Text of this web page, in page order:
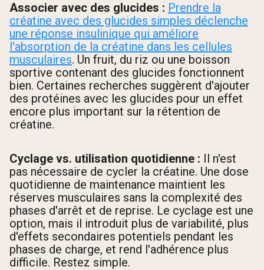
Associer avec des glucides : Prendre la
créatine avec des glucides simples déclenche
une réponse insulinique qui améliore
l'absorption de la créatine dans les cellules
musculaires. Un fruit, du riz ou une boisson
sportive contenant des glucides fonctionnent
bien. Certaines recherches suggèrent d'ajouter
des protéines avec les glucides pour un effet
encore plus important sur la rétention de
créatine.
Cyclage vs. utilisation quotidienne : Il n'est
pas nécessaire de cycler la créatine. Une dose
quotidienne de maintenance maintient les
réserves musculaires sans la complexité des
phases d'arrêt et de reprise. Le cyclage est une
option, mais il introduit plus de variabilité, plus
d'effets secondaires potentiels pendant les
phases de charge, et rend l'adhérence plus
difficile. Restez simple.